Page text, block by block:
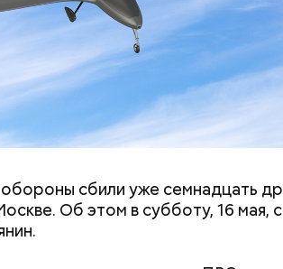
сбили уже семнадцать
Об этом в субботу, 16 мая,